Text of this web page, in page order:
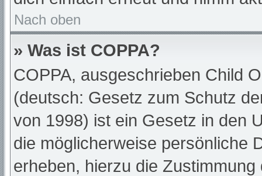
Nach oben
» Was ist COPPA?
COPPA, ausgeschrieben Child
(deutsch: Gesetz zum Schutz
von 1998) ist ein Gesetz in den
die möglicherweise persönliche
erheben, hierzu die